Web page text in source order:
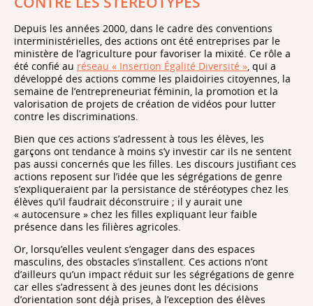
Depuis les années 2000, dans le cadre des conventions
interministérielles, des actions ont été entreprises par le
ministère de l’agriculture pour favoriser la mixité. Ce rôle a
été confié au réseau « Insertion Égalité Diversité », qui a
développé des actions comme les plaidoiries citoyennes, la
semaine de l’entrepreneuriat féminin, la promotion et la
valorisation de projets de création de vidéos pour lutter
contre les discriminations.
Bien que ces actions s’adressent à tous les élèves, les
garçons ont tendance à moins s’y investir car ils ne sentent
pas aussi concernés que les filles. Les discours justifiant ces
actions reposent sur l’idée que les ségrégations de genre
s’expliqueraient par la persistance de stéréotypes chez les
élèves qu’il faudrait déconstruire ; il y aurait une
« autocensure » chez les filles expliquant leur faible
présence dans les filières agricoles.
Or, lorsqu’elles veulent s’engager dans des espaces
masculins, des obstacles s’installent. Ces actions n’ont
d’ailleurs qu’un impact réduit sur les ségrégations de genre
car elles s’adressent à des jeunes dont les décisions
d’orientation sont déjà prises, à l’exception des élèves